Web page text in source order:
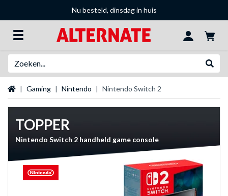
Nu besteld, dinsdag in huis
Startpagina
Gaming Nintendo Nintendo Switch 2
TOPPER
Nintendo Switch 2 handheld game console